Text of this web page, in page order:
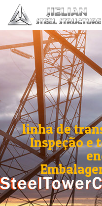
linha de
Inspeção e